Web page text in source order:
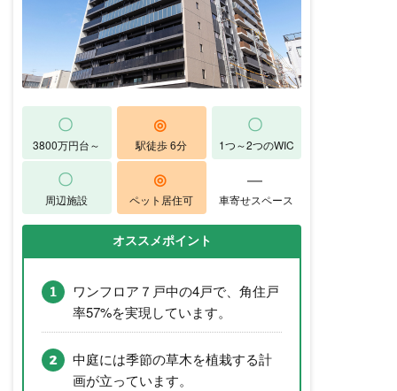
〇
3800万円台～
◎
駅徒歩 6分
〇
1つ～2つのWIC
〇
周辺施設
◎
ペット居住可
―
車寄せスペース
オススメポイント
ワンフロア７戸中の4戸で、角住戸
率57%を実現しています。
中庭には季節の草木を植栽する計
画が立っています。